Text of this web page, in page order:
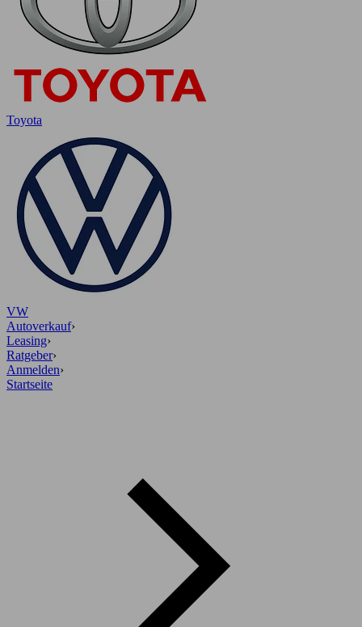
Toyota
VW
Autoverkauf›
Leasing›
Ratgeber›
Anmelden›
Startseite